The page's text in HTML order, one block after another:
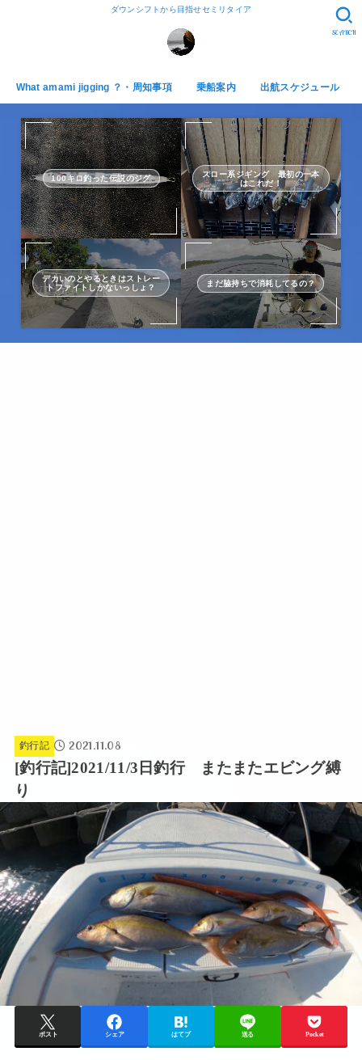
ダウンシフトから目指せセミリタイア
What amami jigging ？・周知事項 乗船案内 出航スケジュール
SEARCH
100キロ釣った伝説のジグ
スロー系ジギング 最初の一本
はこれだ！
デカいのとやるときはストレー
トファイトしかないっしょ？
まだ脇持ちで消耗してるの？
釣行記 2021.11.08
[釣行記]2021/11/3日釣行 またまたエビング縛
り
ポスト シェア はてブ 送る Pocket